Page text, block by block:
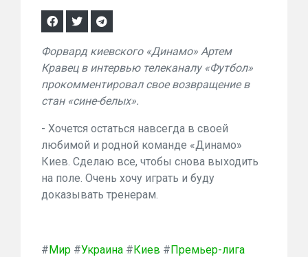
Форвард киевского «Динамо» Артем
Кравец в интервью телеканалу «Футбол»
прокомментировал свое возвращение в
стан «сине-белых».
- Хочется остаться навсегда в своей
любимой и родной команде «Динамо»
Киев. Сделаю все, чтобы снова выходить
на поле. Очень хочу играть и буду
доказывать тренерам.
#Мир #Украина #Киев #Премьер-лига